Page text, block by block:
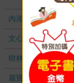
內湖大潤發
文心店
樹林店
麗寶店